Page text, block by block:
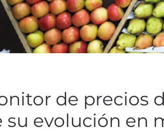
de precios
su evolución en